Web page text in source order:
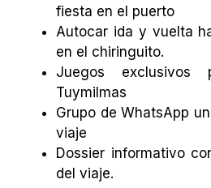
fiesta en el puerto
Autocar ida y vuelta
en el chiringuito.
Juegos exclusivos
Tuymilmas
Grupo de WhatsApp
viaje
Dossier informativo
del viaje.